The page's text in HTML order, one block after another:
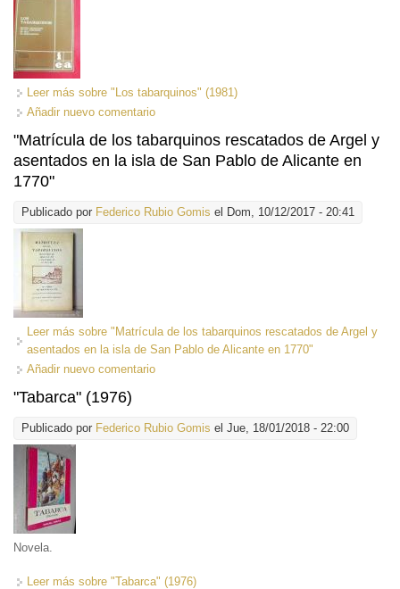
Leer más sobre "Los tabarquinos" (1981)
Añadir nuevo comentario
"Matrícula de los tabarquinos rescatados de Argel y
asentados en la isla de San Pablo de Alicante en
1770"
Publicado por Federico Rubio Gomis el Dom, 10/12/2017 - 20:41
Leer más sobre "Matrícula de los tabarquinos rescatados de Argel y
asentados en la isla de San Pablo de Alicante en 1770"
Añadir nuevo comentario
"Tabarca" (1976)
Publicado por Federico Rubio Gomis el Jue, 18/01/2018 - 22:00
Novela.
Leer más sobre "Tabarca" (1976)